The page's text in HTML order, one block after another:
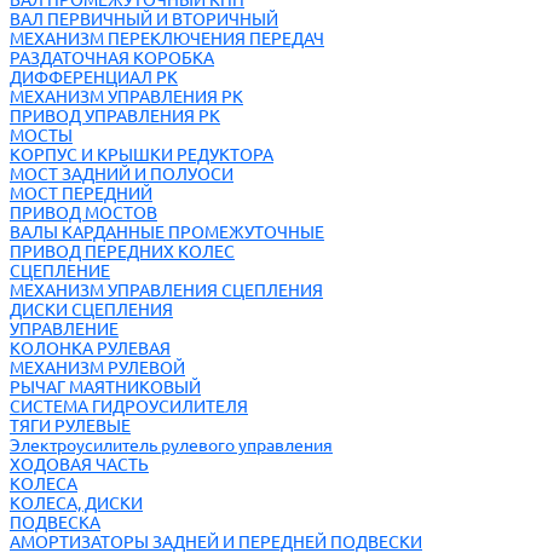
ВАЛ ПЕРВИЧНЫЙ И ВТОРИЧНЫЙ
МЕХАНИЗМ ПЕРЕКЛЮЧЕНИЯ ПЕРЕДАЧ
РАЗДАТОЧНАЯ КОРОБКА
ДИФФЕРЕНЦИАЛ РК
МЕХАНИЗМ УПРАВЛЕНИЯ РК
ПРИВОД УПРАВЛЕНИЯ РК
МОСТЫ
КОРПУС И КРЫШКИ РЕДУКТОРА
МОСТ ЗАДНИЙ И ПОЛУОСИ
МОСТ ПЕРЕДНИЙ
ПРИВОД МОСТОВ
ВАЛЫ КАРДАННЫЕ ПРОМЕЖУТОЧНЫЕ
ПРИВОД ПЕРЕДНИХ КОЛЕС
СЦЕПЛЕНИЕ
МЕХАНИЗМ УПРАВЛЕНИЯ СЦЕПЛЕНИЯ
ДИСКИ СЦЕПЛЕНИЯ
УПРАВЛЕНИЕ
КОЛОНКА РУЛЕВАЯ
МЕХАНИЗМ РУЛЕВОЙ
РЫЧАГ МАЯТНИКОВЫЙ
СИСТЕМА ГИДРОУСИЛИТЕЛЯ
ТЯГИ РУЛЕВЫЕ
Электроусилитель рулевого управления
ХОДОВАЯ ЧАСТЬ
КОЛЕСА
КОЛЕСА, ДИСКИ
ПОДВЕСКА
АМОРТИЗАТОРЫ ЗАДНЕЙ И ПЕРЕДНЕЙ ПОДВЕСКИ